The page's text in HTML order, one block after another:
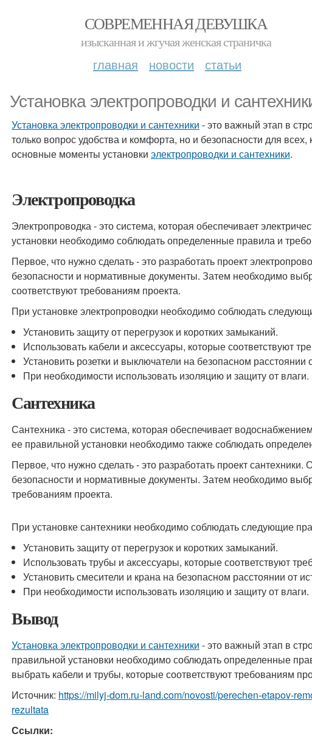
СОВРЕМЕННАЯ ДЕВУШКА
изысканная и жгучая женская страничка
главная новости статьи
Установка электропроводки и
Установка электропроводки и сантехники - это важный этап в
только вопрос удобства и комфорта, но и безопасности для
основные моменты установки электропроводки и сантехники.
Электропроводка
Электропроводка - это система, которая обеспечивает
установки необходимо соблюдать определенные правила и
Первое, что нужно сделать - это разработать проект
безопасности и нормативные документы. Затем необходимо
соответствуют требованиям проекта.
При установке электропроводки необходимо соблюдать
Установить защиту от перегрузок и коротких замыканий.
Использовать кабели и аксессуары, которые соответствуют
Установить розетки и выключатели на безопасном расстоянии
При необходимости использовать изоляцию и защиту от влаги.
Сантехника
Сантехника - это система, которая обеспечивает
ее правильной установки необходимо также соблюдать
Первое, что нужно сделать - это разработать проект
безопасности и нормативные документы. Затем необходимо
требованиям проекта.
При установке сантехники необходимо соблюдать следующие
Установить защиту от перегрузок и коротких замыканий.
Использовать трубы и аксессуары, которые соответствуют
Установить смесители и крана на безопасном расстоянии от
При необходимости использовать изоляцию и защиту от влаги.
Вывод
Установка электропроводки и сантехники - это важный этап в
правильной установки необходимо соблюдать определенные
выбрать кабели и трубы, которые соответствуют требованиям
Источник: https://milyj-dom.ru-land.com/novosti/perechen-etapov-
rezultata
Ссылки: